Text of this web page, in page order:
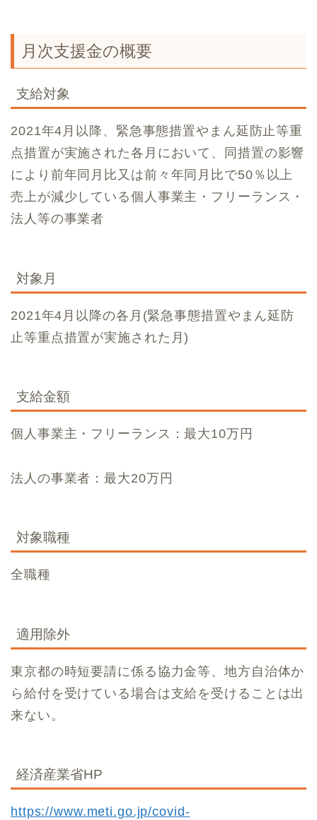
月次支援金の概要
支給対象
2021年4月以降、緊急事態措置やまん延防止等重
点措置が実施された各月において、同措置の影響
により前年同月比又は前々年同月比で50％以上
売上が減少している個人事業主・フリーランス・
法人等の事業者
対象月
2021年4月以降の各月(緊急事態措置やまん延防
止等重点措置が実施された月)
支給金額
個人事業主・フリーランス：最大10万円
法人の事業者：最大20万円
対象職種
全職種
適用除外
東京都の時短要請に係る協力金等、地方自治体か
ら給付を受けている場合は支給を受けることは出
来ない。
経済産業省HP
https://www.meti.go.jp/covid-